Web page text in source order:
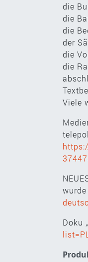
die
die
die
der
die
die
Viele
Doku